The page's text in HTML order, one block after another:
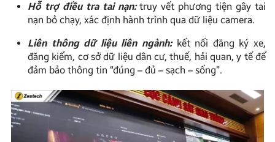
Hỗ trợ điều tra tai nạn: truy vết phương tiện gây tai
nạn bỏ chạy, xác định hành trình qua dữ liệu camera.
Liên thông dữ liệu liên ngành: kết nối đăng ký xe,
đăng kiểm, cơ sở dữ liệu dân cư, thuế, hải quan, y tế để
đảm bảo thông tin “đúng – đủ – sạch – sống”.